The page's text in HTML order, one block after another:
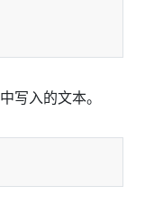
中写入的文本。